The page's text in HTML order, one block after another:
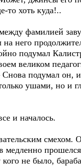
то хоть куда!..
фамилией
на него
подумал
великом
Снова подумал он,
ушами, но и
и началось.
смехом.
медленно
не было,